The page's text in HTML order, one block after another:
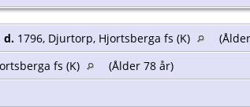
d. 1796, Djurtorp, Hjortsberga fs (K)
fs (K)
(Ålder 78 år)